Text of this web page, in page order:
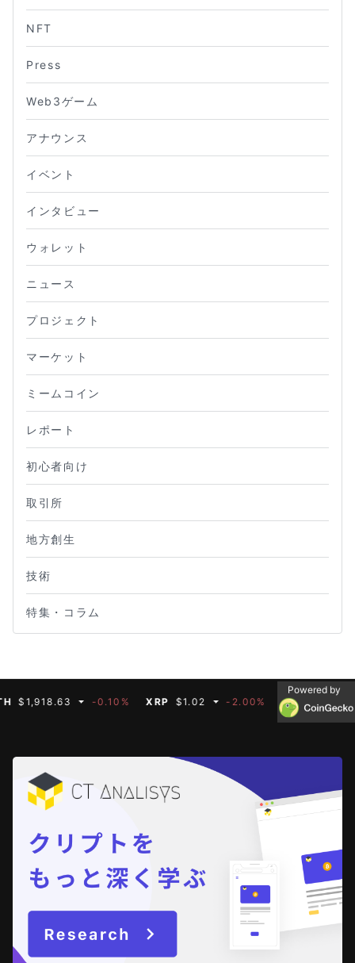
NFT
Press
Web3ゲーム
アナウンス
イベント
インタビュー
ウォレット
ニュース
プロジェクト
マーケット
ミームコイン
レポート
初心者向け
取引所
地方創生
技術
特集・コラム
-0.10% XRP $1.02 -2.00% BNB $592.66 -
Powered by